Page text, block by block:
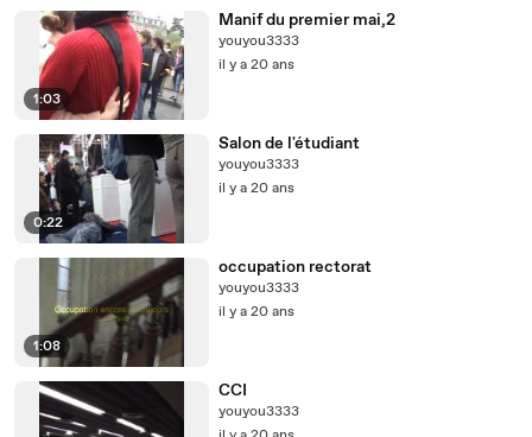
1:03
Manif du premier mai,2
youyou3333
il y a 20 ans
0:22
Salon de l'étudiant
youyou3333
il y a 20 ans
1:08
occupation rectorat
youyou3333
il y a 20 ans
CCI
youyou3333